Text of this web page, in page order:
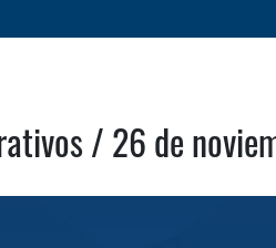
/ 26 de